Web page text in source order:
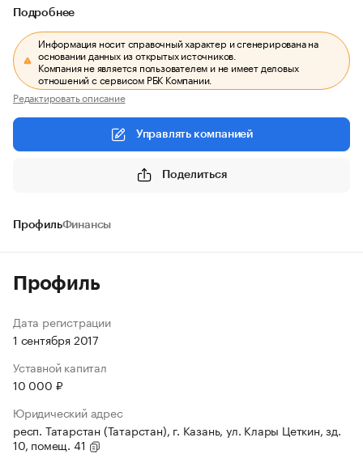
Подробнее
Информация носит справочный характер и сгенерирована на
основании данных из открытых источников.
Компания не является пользователем и не имеет деловых
отношений с сервисом РБК Компании.
Редактировать описание
Управлять компанией
Поделиться
ПрофильФинансы
Профиль
Дата регистрации
1 сентября 2017
Уставной капитал
10 000 ₽
Юридический адрес
респ. Татарстан (Татарстан), г. Казань, ул. Клары Цеткин, зд.
10, помещ. 41